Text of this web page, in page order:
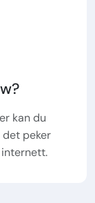
kan du
peker